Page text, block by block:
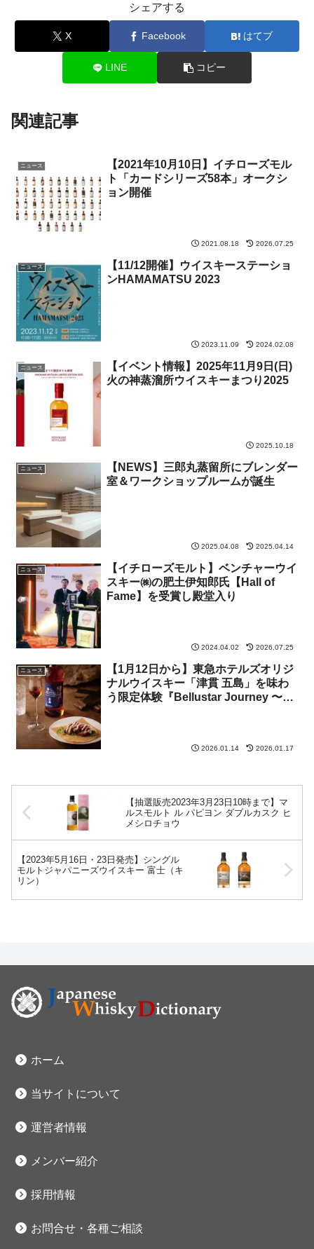
シェアする
X Facebook はてブ
LINE コピー
関連記事
ニュース
【2021年10月10日】イチローズモル
ト「カードシリーズ58本」オークシ
ョン開催
2021.08.18 2026.07.25
ニュース
【11/12開催】ウイスキーステーショ
ンHAMAMATSU 2023
2023.11.09 2024.02.08
ニュース
【イベント情報】2025年11月9日(日)
火の神蒸溜所ウイスキーまつり2025
2025.10.18
ニュース
【NEWS】三郎丸蒸留所にブレンダー
室＆ワークショップルームが誕生
2025.04.08 2025.04.14
ニュース
【イチローズモルト】ベンチャーウイ
スキー㈱の肥土伊知郎氏【Hall of
Fame】を受賞し殿堂入り
2024.04.02 2026.07.25
ニュース
【1月12日から】東急ホテルズオリジ
ナルウイスキー「津貫 五島」を味わ
う限定体験『Bellustar Journey 〜津
2026.01.14 2026.01.17
【抽選販売2023年3月23日10時まで】マ
ルスモルト ル パピヨン ダブルカスク ヒ
メシロチョウ
【2023年5月16日・23日発売】シングル
モルトジャパニーズウイスキー 富士（キ
リン）
ホーム
当サイトについて
運営者情報
メンバー紹介
採用情報
お問合せ・各種ご相談